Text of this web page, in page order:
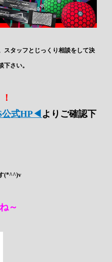
スタッフとじっくり相談をして決
さい。
式HP◀ よりご確認下
(*^^)v
～